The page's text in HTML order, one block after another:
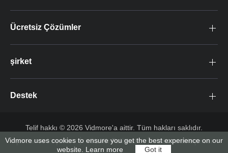
Ücretsiz Çözümler
şirket
Destek
Telif hakkı © 2026 Vidmore'a aittir. Tüm hakları saklıdır.
şartlar ve koşullar
Gizlilik Politikası Lisans anlaşması
Vidmore uses cookies to ensure you get the best experience on our
website. Learn more Got it